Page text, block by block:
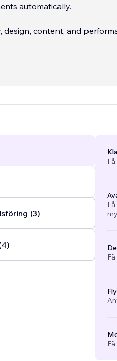
automatically.
design, content, and
brands, and tourism
(3)